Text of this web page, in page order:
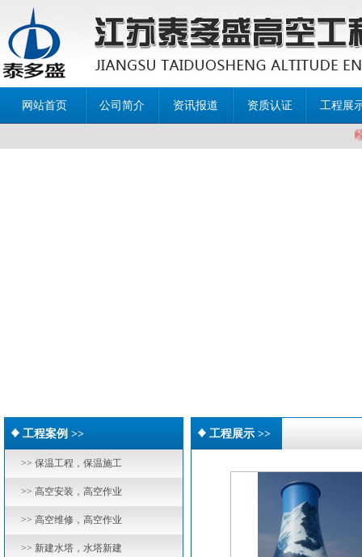
网站首页 公司简介 资讯报道 资质认证 工程展
工程案例 >>
>> 保温工程，保温施工
>> 高空安装，高空作业
>> 高空维修，高空作业
>> 新建水塔，水塔新建
工程展示 >>